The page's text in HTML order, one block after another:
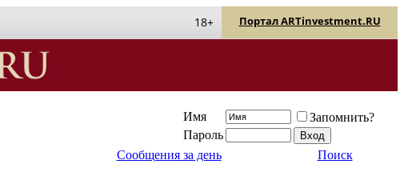
Портал ARTinvestment.RU
18+
Имя
Запомнить?
Пароль
Сообщения за день Поиск